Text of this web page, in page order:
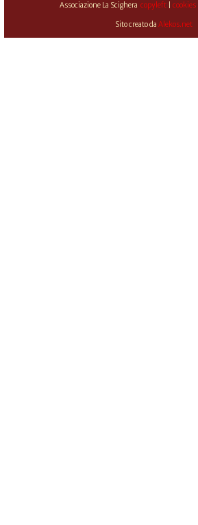
Associazione La Scighera copyleft| cookies|
Sito creato da Alekos.net